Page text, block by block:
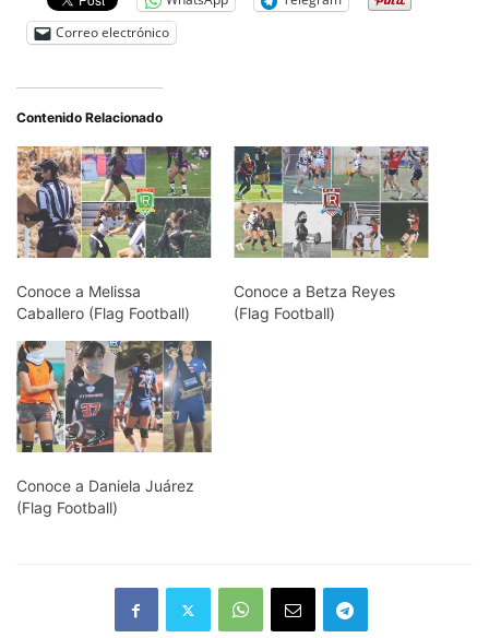
Correo electrónico
Contenido Relacionado
Conoce a Melissa
Caballero (Flag Football)
Conoce a Betza Reyes
(Flag Football)
Conoce a Daniela Juárez
(Flag Football)